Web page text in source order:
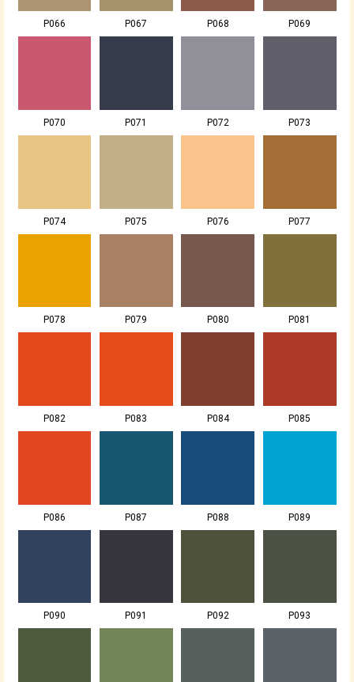
P066 P067 P068 P069
P070 P071 P072 P073
P074 P075 P076 P077
P078 P079 P080 P081
P082 P083 P084 P085
P086 P087 P088 P089
P090 P091 P092 P093